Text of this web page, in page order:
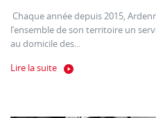
Chaque année depuis 2015,
l’ensemble de son territoire un
au domicile des...
Lire la suite